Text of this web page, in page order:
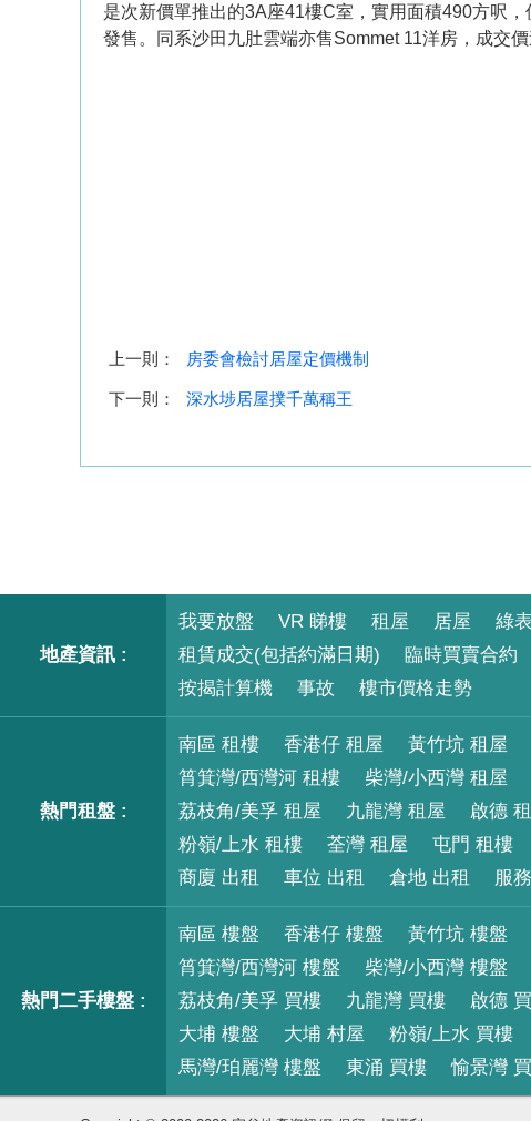
是次新價單推出的3A座41樓C室，實用面積490方呎
發售。同系沙田九肚雲端亦售Sommet 11洋房，成交
上一則： 房委會檢討居屋定價機制
下一則： 深水埗居屋撲千萬稱王
地產資訊 :
我要放盤 VR 睇樓 租屋 居屋 綠
租賃成交(包括約滿日期)
臨時買賣合約
按揭計算機
事故 樓市價格走勢
熱門租盤 :
南區 租樓 香港仔 租屋 黃竹坑 租屋
筲箕灣/西灣河 租樓
柴灣/小西灣 租屋
荔枝角/美孚 租屋
九龍灣 租屋 啟德
粉嶺/上水 租樓
荃灣 租屋 屯門 租樓
商廈 出租
車位 出租 倉地 出租 服
熱門二手樓盤 :
南區 樓盤 香港仔 樓盤 黃竹坑 樓盤
筲箕灣/西灣河 樓盤
柴灣/小西灣 樓盤
荔枝角/美孚 買樓
九龍灣 買樓 啟德
大埔 樓盤
大埔 村屋 粉嶺/上水 買樓
馬灣/珀麗灣 樓盤
東涌 買樓 愉景灣